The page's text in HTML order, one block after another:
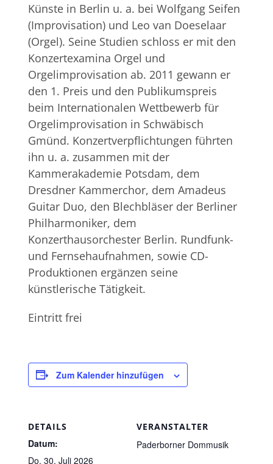
Künste in Berlin u. a. bei Wolfgang Seifen
(Improvisation) und Leo van Doeselaar
(Orgel). Seine Studien schloss er mit den
Konzertexamina Orgel und
Orgelimprovisation ab. 2011 gewann er
den 1. Preis und den Publikumspreis
beim Internationalen Wettbewerb für
Orgelimprovisation in Schwäbisch
Gmünd. Konzertverpflichtungen führten
ihn u. a. zusammen mit der
Kammerakademie Potsdam, dem
Dresdner Kammerchor, dem Amadeus
Guitar Duo, den Blechbläser der Berliner
Philharmoniker, dem
Konzerthausorchester Berlin. Rundfunk-
und Fernsehaufnahmen, sowie CD-
Produktionen ergänzen seine
künstlerische Tätigkeit.
Eintritt frei
Zum Kalender hinzufügen
DETAILS
Datum:
Do. 30. Juli 2026
VERANSTALTER
Paderborner Dommusik